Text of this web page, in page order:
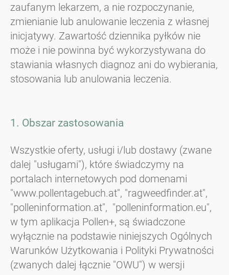
zaufanym lekarzem, a nie rozpoczynanie,
zmienianie lub anulowanie leczenia z własnej
inicjatywy. Zawartość dziennika pyłków nie
może i nie powinna być wykorzystywana do
stawiania własnych diagnoz ani do wybierania,
stosowania lub anulowania leczenia.
1. Obszar zastosowania
Wszystkie oferty, usługi i/lub dostawy (zwane
dalej "usługami"), które świadczymy na
portalach internetowych pod domenami
"www.pollentagebuch.at", "ragweedfinder.at",
"polleninformation.at", "polleninformation.eu",
w tym aplikacja Pollen+, są świadczone
wyłącznie na podstawie niniejszych Ogólnych
Warunków Użytkowania i Polityki Prywatności
(zwanych dalej łącznie "OWU") w wersji